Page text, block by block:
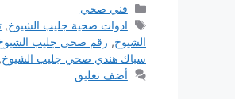
التصنيفات
فني صحي
الوسوم
ادوات صحية جليب الشيوخ,
الشيوخ, رقم صحي جليب
سباك هندي صحي جليب الشيوخ,
أضف تعليق